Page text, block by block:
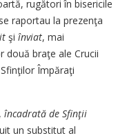
rugători în bisericile
raportau la prezenţa
şi înviat, mai
două braţe ale Crucii
Împăraţi
încadrată de Sfinţii
un substitut al